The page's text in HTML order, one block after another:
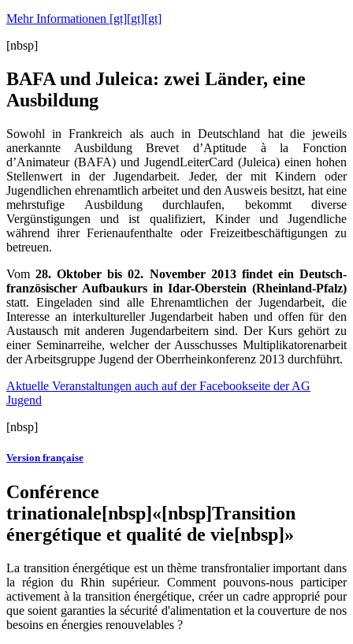
Mehr Informationen [gt][gt][gt]
[nbsp]
BAFA und Juleica: zwei Länder, eine
Ausbildung
Sowohl in Frankreich als auch in Deutschland hat die jeweils
anerkannte Ausbildung Brevet d’Aptitude à la Fonction
d’Animateur (BAFA) und JugendLeiterCard (Juleica) einen hohen
Stellenwert in der Jugendarbeit. Jeder, der mit Kindern oder
Jugendlichen ehrenamtlich arbeitet und den Ausweis besitzt, hat eine
mehrstufige Ausbildung durchlaufen, bekommt diverse
Vergünstigungen und ist qualifiziert, Kinder und Jugendliche
während ihrer Ferienaufenthalte oder Freizeitbeschäftigungen zu
betreuen.
Vom28. Oktober bis 02. November 2013 findet ein Deutsch-
französischer Aufbaukurs in Idar-Oberstein (Rheinland-Pfalz)
statt. Eingeladen sind alle Ehrenamtlichen der Jugendarbeit, die
Interesse an interkultureller Jugendarbeit haben und offen für den
Austausch mit anderen Jugendarbeitern sind. Der Kurs gehört zu
einer Seminarreihe, welcher der Ausschusses Multiplikatorenarbeit
der Arbeitsgruppe Jugend der Oberrheinkonferenz 2013 durchführt.
Aktuelle Veranstaltungen auch auf der Facebookseite der AG
Jugend
[nbsp]
Version française
Conférence
trinationale[nbsp]«[nbsp]Transition
énergétique et qualité de vie[nbsp]»
La transition énergétique est un thème transfrontalier important dans
la région du Rhin supérieur. Comment pouvons-nous participer
activement à la transition énergétique, créer un cadre approprié pour
que soient garanties la sécurité d'alimentation et la couverture de nos
besoins en énergies renouvelables ?